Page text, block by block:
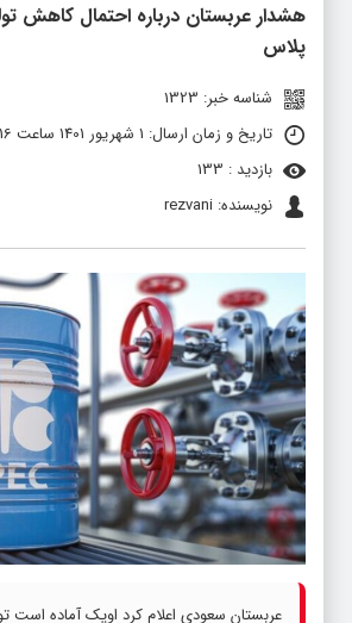
هشدار عربستان درباره احتمال کاهش
پلاس
شناسه خبر: 1323
تاریخ و زمان ارسال: 1 شهریور 1401 ساعت 11:16
بازدید : 133
نویسنده: rezvani
عربستان سعودی اعلام کرد اوپک آماده است